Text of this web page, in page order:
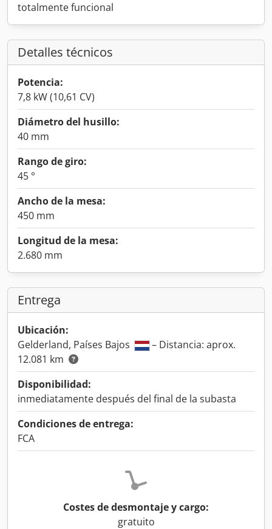
totalmente funcional
Detalles técnicos
Potencia:
7,8 kW (10,61 CV)
Diámetro del husillo:
40 mm
Rango de giro:
45 °
Ancho de la mesa:
450 mm
Longitud de la mesa:
2.680 mm
Entrega
Ubicación:
Gelderland, Países Bajos
– Distancia: aprox.
12.081 km
Disponibilidad:
inmediatamente después del final de la subasta
Condiciones de entrega:
FCA
Costes de desmontaje y cargo:
gratuito